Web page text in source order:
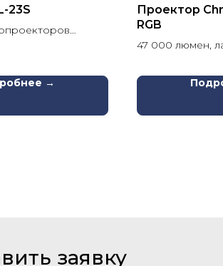
23S
→
Проектор
RGB
47 000 люмен,
4К (4096х2160)
заявку